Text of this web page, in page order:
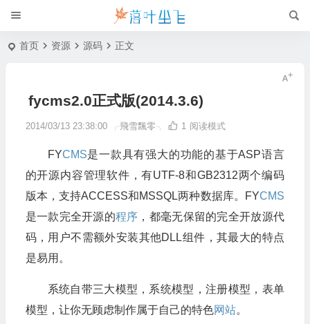
首页 资源 源码 正文
fycms2.0正式版(2014.3.6)
2014/03/13 23:38:00 ╭飛雪飄零╮ 1 阅读模式
FYCMS是一款具有强大的功能的基于ASP语言
的开源内容管理软件，有UTF-8和GB2312两个编码
版本，支持ACCESS和MSSQL两种数据库。FYCMS
是一款完全开源的程序 ，都毫无保留的完全开放源代
码，用户不需额外安装其他DLL组件，其最大的特点
是易用。
系统自带三大模型，系统模型，注册模型，表单
模型，让你无顾虑制作属于自己的特色网站。